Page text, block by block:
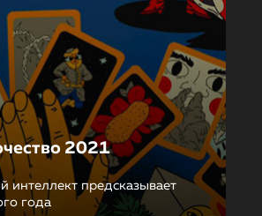
2021
интеллект предсказывает
года